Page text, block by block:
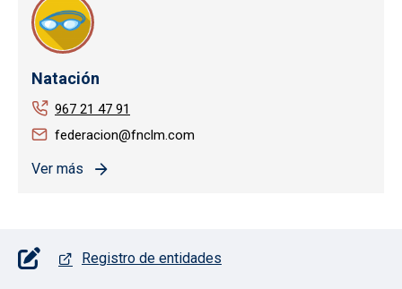
Natación
967 21 47 91
federacion@fnclm.com
Ver más
Pie de página con iconos
Registro de entidades